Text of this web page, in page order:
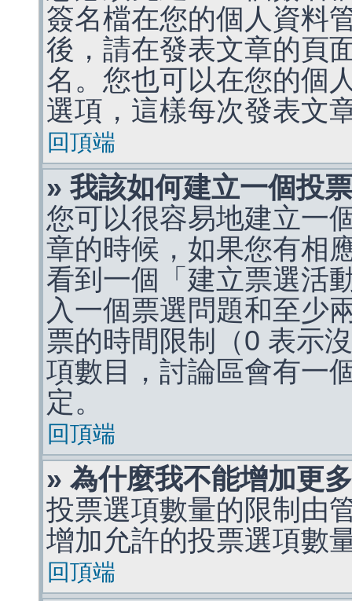
簽名檔在您的個人資料
後，請在發表文章的頁
名。您也可以在您的個
選項，這樣每次發表文
回頂端
» 我該如何建立一個投
您可以很容易地建立一
章的時候，如果您有相
看到一個「建立票選活
入一個票選問題和至少
票的時間限制（0 表示
項數目，討論區會有一
定。
回頂端
» 為什麼我不能增加更
投票選項數量的限制由
增加允許的投票選項數
回頂端